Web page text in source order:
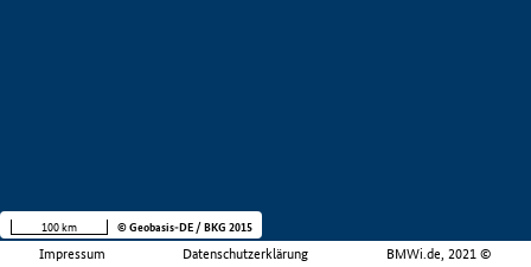
Impressum Datenschutzerklärung BMWi.de, 2021 ©
100 km © Geobasis-DE / BKG 2015